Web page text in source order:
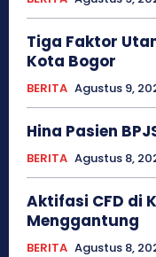
Tiga Faktor
Kota Bogor
BERITA Agustus 9,
Hina Pasien
BERITA Agustus 8,
Aktifasi CFD di
Menggantung
BERITA Agustus 8,